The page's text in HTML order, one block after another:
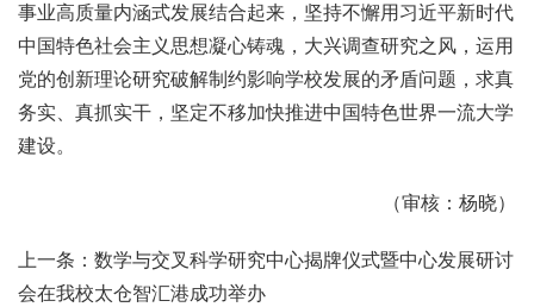
事业高质量内涵式发展结合起来，坚持不懈用习近平新时代
中国特色社会主义思想凝心铸魂，大兴调查研究之风，运用
党的创新理论研究破解制约影响学校发展的矛盾问题，求真
务实、真抓实干，坚定不移加快推进中国特色世界一流大学
建设。
（审核：杨晓）
上一条：数学与交叉科学研究中心揭牌仪式暨中心发展研讨
会在我校太仓智汇港成功举办